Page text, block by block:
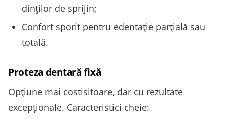
dinților de sprijin;
Confort sporit pentru edentație parțială sau
totală.
Proteza dentară fixă
Opțiune mai costisitoare, dar cu rezultate
excepționale. Caracteristici cheie: